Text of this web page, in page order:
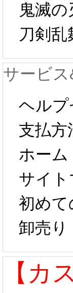
日か
が一時
します
以後の
は、2
らコ
作、
なり
鬼滅の
刀剣乱
サービ
ヘルプ
支払方
ホーム
サイ
初めて
卸売り
【カ